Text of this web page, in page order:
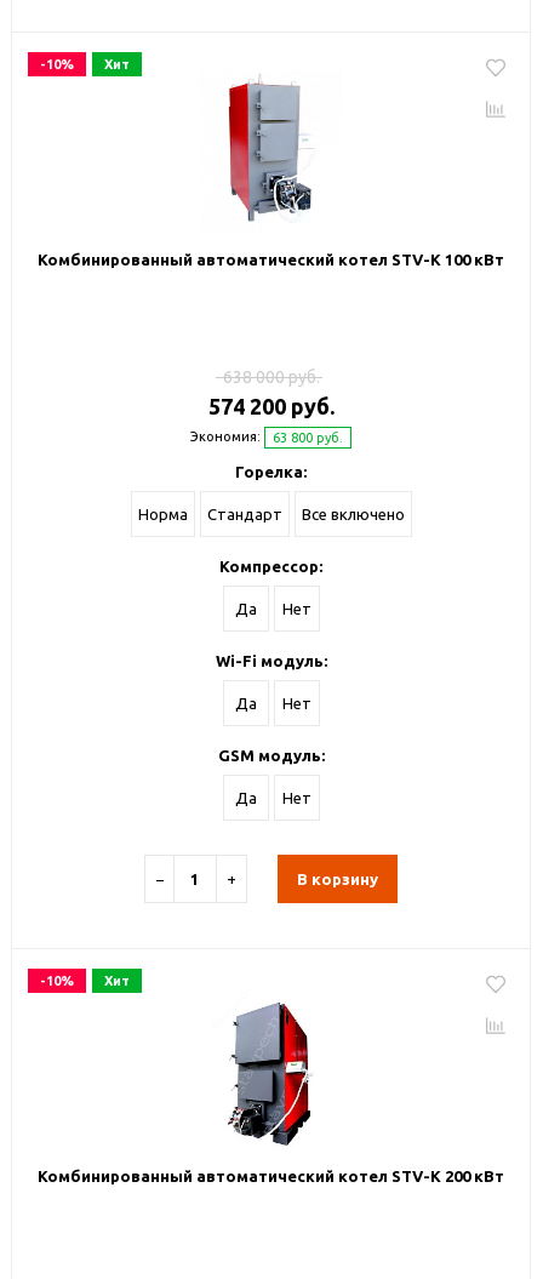
-10% Хит
Комбинированный автоматический котел STV-К 100 кВт
638 000 руб.
574 200 руб.
Экономия: 63 800 руб.
Горелка:
Норма Стандарт Все включено
Компрессор:
Да Нет
Wi-Fi модуль:
Да Нет
GSM модуль:
Да Нет
− + В корзину
-10% Хит
Комбинированный автоматический котел STV-К 200 кВт